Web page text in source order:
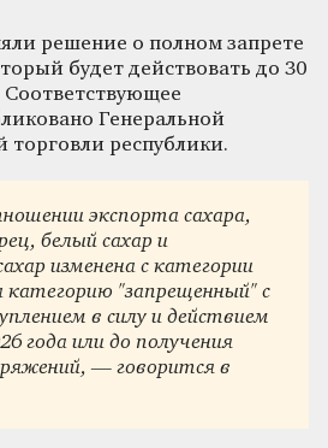
решение о полном запрете
будет действовать до 30
Соответствующее
Генеральной
республики.
экспорта сахара,
белый сахар и
изменена с категории
категорию "запрещенный" с
в силу и действием
года или до получения
— говорится в